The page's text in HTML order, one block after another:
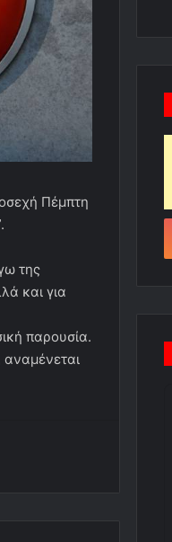
Πέμπτη
της
και για
παρουσία.